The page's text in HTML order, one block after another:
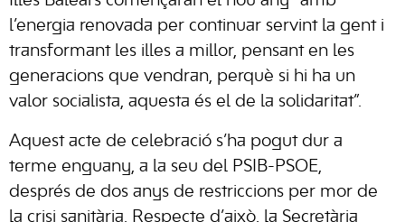
l’energia renovada per continuar servint la gent i
transformant les illes a millor, pensant en les
generacions que vendran, perquè si hi ha un
valor socialista, aquesta és el de la solidaritat”.
Aquest acte de celebració s’ha pogut dur a
terme enguany, a la seu del PSIB-PSOE,
després de dos anys de restriccions per mor de
la crisi sanitària. Respecte d’això, la Secretària